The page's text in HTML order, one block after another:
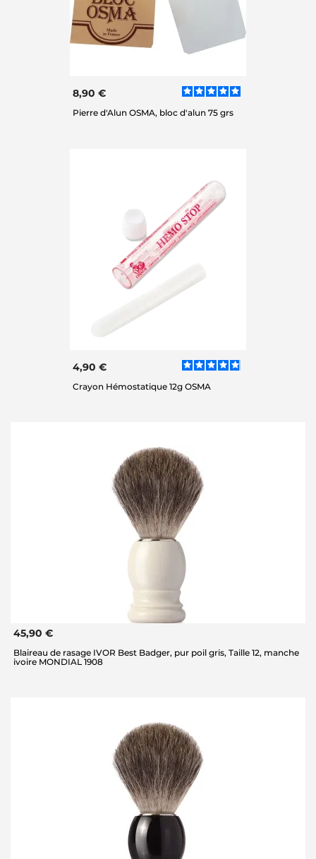
8,90 €
Pierre d'Alun OSMA, bloc d'alun 75 grs
4,90 €
Crayon Hémostatique 12g OSMA
45,90 €
Blaireau de rasage IVOR Best Badger, pur poil gris, Taille 12, manche
ivoire MONDIAL 1908